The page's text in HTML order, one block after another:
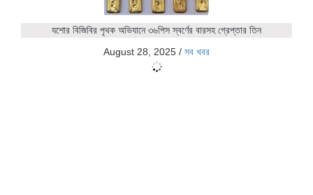
যশোর বিজিবির পৃথক অভিযানে ৩৬পিস স্বর্ণের বারসহ গ্রেপ্তার তিন
August 28, 2025 / সব খবর